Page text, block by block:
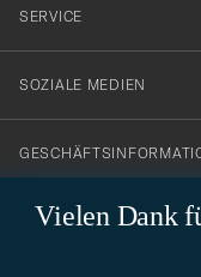
Vielen Dank
SERVICE
SOZIALE MEDIEN